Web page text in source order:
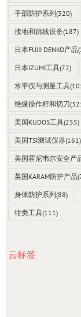
手部防护系列(320)
接地和跳线设备(187)
日本FUJII DENKO产品
日本IZUMI工具(72)
水平仪与测量工具
绝缘操作杆和切刀
美国KUDOS工具(255)
美国TSI测试仪器(161)
美国霍尼韦尔安全产
英国KARAM防护产品
身体防护系列(88)
钳类工具(111)
云标签